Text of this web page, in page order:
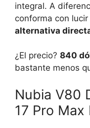
integral. A
conforma con
alternativa
¿El precio? 840
bastante menos
Nubia V80
17 Pro Max